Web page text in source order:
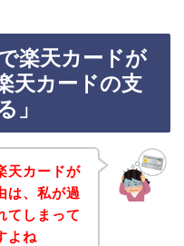
楽天カードが
天カードの支
」
天カードが
は、私が過
てしまって
よね